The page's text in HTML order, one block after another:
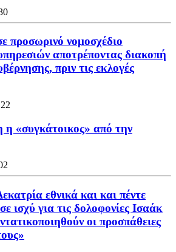
προσωρινό νομοσχέδιο
αποτρέποντας διακοπή
πριν τις εκλογές
«συγκάτοικος» από την
εθνικά και και πέντε
ισχύ για τις δολοφονίες Ισαάκ
οι προσπάθειες